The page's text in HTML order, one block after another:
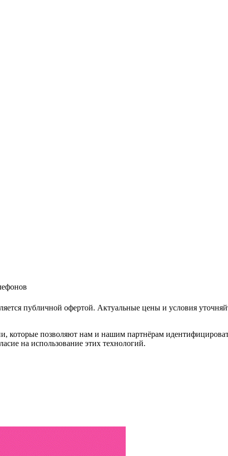
публичной офертой. Актуальные цены и условия
позволяют нам и нашим партнёрам
на использование этих технологий.